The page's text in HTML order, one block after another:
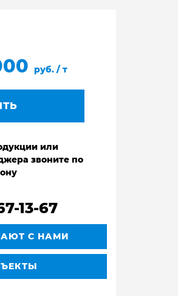
руб. / т
или
звоните по
13-67
С НАМИ